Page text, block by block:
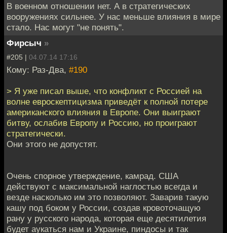
В военном отношении нет. А в стратегических
вооружениях сильнее. У нас меньше влияния в мире
стало. Нас могут "не понять".
Фирсыч »
#205 | 04.07.14 17:16
Кому: Раз-Два, #190
> Я уже писал выше, что конфликт с Россией на
волне евроскептицизма приведёт к полной потере
американского влияния в Европе. Они выиграют
битву, ослабив Европу и Россию, но проиграют
стратегически.
Они этого не допустят.
Очень спорное утверждение, камрад. США
действуют с максимальной наглостью всегда и
везде насколько им это позволяют. Заварив такую
кашу под боком у России, создав кровоточащую
рану у русского народа, которая еще десятилетия
будет аукаться нам и Украине, пиндосы и так